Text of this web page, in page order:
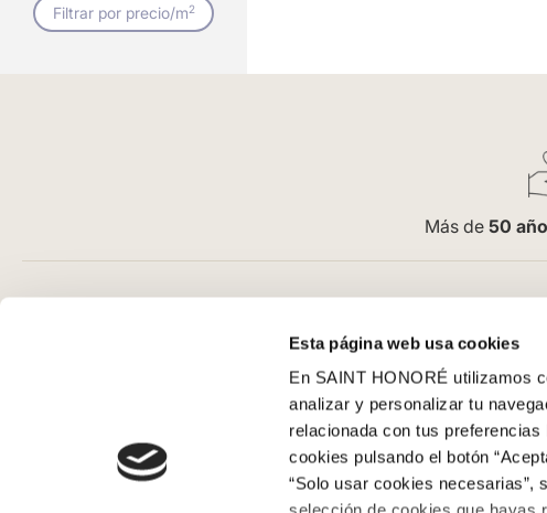
Esta página web usa cookies
En SAINT HONORÉ utilizamos
analizar y personalizar tu
relacionada con tus
cookies pulsando el botón
“Solo usar cookies necesarias”,
Filtrar por precio/m2
Más de 50
Cómo comprar en nuestra web
Cómo colocar papel pintado
Simbología del papel pintado
Aviso Legal
Condiciones
Pago
SeQura
Envíos y entrega